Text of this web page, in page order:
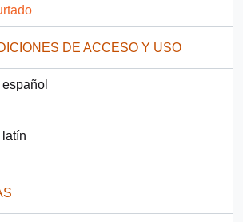
DE ACCESO Y USO
español
latín